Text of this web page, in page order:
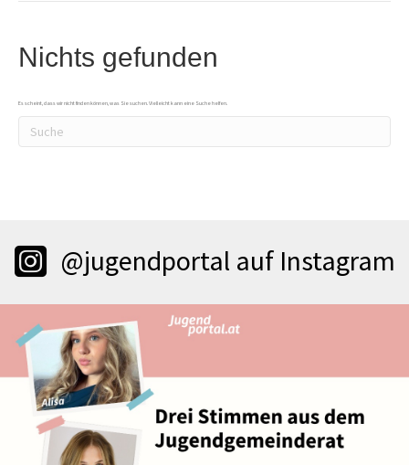
Nichts gefunden
Es scheint, dass wir nicht finden können, was Sie suchen. Vielleicht kann eine Suche helfen.
@jugendportal auf Instagram